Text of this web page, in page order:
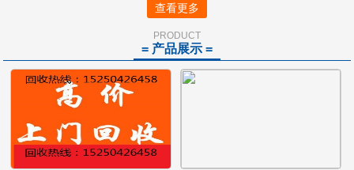
查看更多
PRODUCT
= 产品展示 =